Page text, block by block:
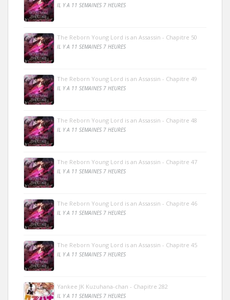
IL Y A 11 SEMAINES 7 HEURES
The Reborn Young Lord is an Assassin - Chapitre 50
IL Y A 11 SEMAINES 7 HEURES
The Reborn Young Lord is an Assassin - Chapitre 49
IL Y A 11 SEMAINES 7 HEURES
The Reborn Young Lord is an Assassin - Chapitre 48
IL Y A 11 SEMAINES 7 HEURES
The Reborn Young Lord is an Assassin - Chapitre 47
IL Y A 11 SEMAINES 7 HEURES
The Reborn Young Lord is an Assassin - Chapitre 46
IL Y A 11 SEMAINES 7 HEURES
The Reborn Young Lord is an Assassin - Chapitre 45
IL Y A 11 SEMAINES 7 HEURES
Yankee JK Kuzuhana-chan - Chapitre 282
IL Y A 11 SEMAINES 7 HEURES